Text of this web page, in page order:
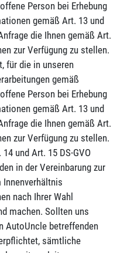
Person bei Erhebung
gemäß Art. 13 und
die Ihnen gemäß Art.
zur Verfügung zu stellen.
für die in unseren
gemäß
Person bei Erhebung
gemäß Art. 13 und
die Ihnen gemäß Art.
zur Verfügung zu stellen.
und Art. 15 DS-GVO
in der Vereinbarung zur
nach Ihrer Wahl
machen. Sollten uns
AutoUncle betreffenden
sämtliche